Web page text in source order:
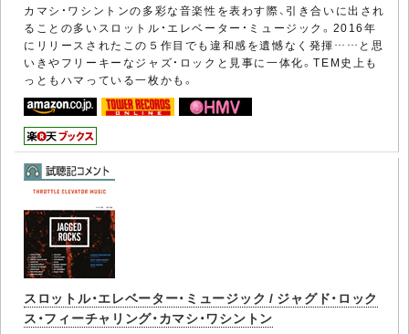
カマシ・ワシントンの多彩な音楽性を表わす際、引き合いに出され
ることの多いスロットル・エレベーター・ミュージック。2016年
にリリースされたこの５作目でも違和感を遺憾なく発揮……と思
いきやフリーキーなジャズ・ロックと見事に一体化。TEM史上も
っともハマっている一枚かも。
スロットル・エレベーター・ミュージック / ジャグド・ロック
ス・フィーチャリング・カマシ・ワシントン